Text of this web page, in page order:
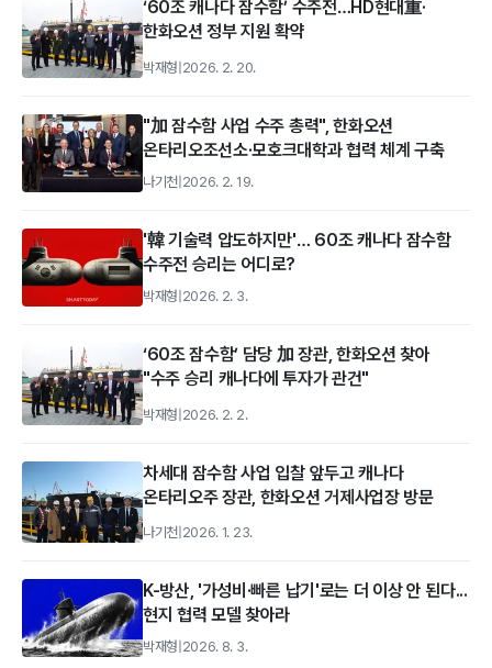
‘60조 캐나다 잠수함’ 수주전…HD현대重·
한화오션 정부 지원 확약
박재형 2026. 2. 20.
"加 잠수함 사업 수주 총력", 한화오션
온타리오조선소·모호크대학과 협력 체계 구축
나기천 2026. 2. 19.
'韓 기술력 압도하지만'… 60조 캐나다 잠수함
수주전 승리는 어디로?
박재형 2026. 2. 3.
‘60조 잠수함’ 담당 加 장관, 한화오션 찾아
"수주 승리 캐나다에 투자가 관건"
박재형 2026. 2. 2.
차세대 잠수함 사업 입찰 앞두고 캐나다
온타리오주 장관, 한화오션 거제사업장 방문
나기천|2026. 1. 23.
K-방산, '가성비·빠른 납기'로는 더 이상 안 된다...
현지 협력 모델 찾아라
박재형|2026. 8. 3.